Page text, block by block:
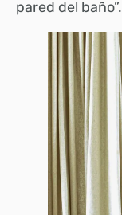
pared del baño”.